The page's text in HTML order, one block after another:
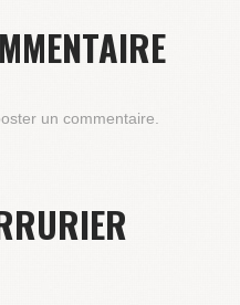
un commentaire.